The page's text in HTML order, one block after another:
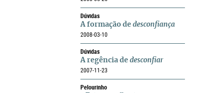
Dúvidas
A formação de desconfiança
2008-03-10
Dúvidas
A regência de desconfiar
2007-11-23
Pelourinho